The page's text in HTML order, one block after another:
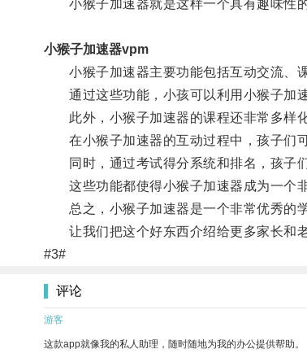
小猴子加速器就是这样一个具有趣味性的
小猴子加速器vpm
小猴子加速器主要功能包括互动交流、课
通过这些功能，小孩可以利用小猴子加速
此外，小猴子加速器的课程还非常多样化
在小猴子加速器的互动过程中，孩子们可
同时，通过考试得分系统和排名，孩子们
这些功能都使得小猴子加速器成为一个非
总之，小猴子加速器是一个非常优秀的学
让我们把这个好东西介绍给更多家长和老
#3#
评论
游客
这款app就像我的私人助理，随时随地为我的办公提供帮助。